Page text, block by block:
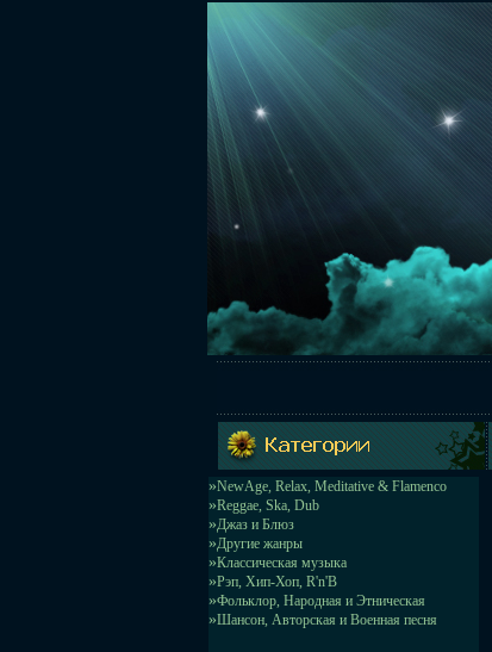
»NewAge, Relax, Meditative & Flamenco
»Reggae, Ska, Dub
»Джаз и Блюз
»Другие жанры
»Классическая музыка
»Рэп, Хип-Хоп, R'n'B
»Фольклор, Народная и Этническая
»Шансон, Авторская и Военная песня